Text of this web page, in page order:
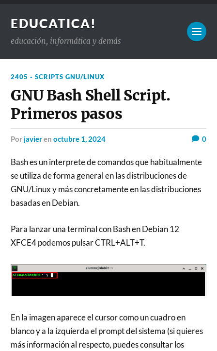
EDUCATICA!
educación, informática y demás
2405 - SCRIPTS GNU/LINUX
GNU Bash Shell Script.
Primeros pasos
por javierenoctubre 1, 2024 0
Bash es un interprete de comandos que habitualmente
se utiliza de forma general en las distribuciones de
GNU/Linux y más concretamente en las distribuciones
basadas en Debian.
Para lanzar una terminal con Bash en Debian 12
XFCE4 podemos pulsar CTRL+ALT+T.
En la imagen aparece el cursor como un cuadro en
blanco y a la izquierda el prompt del sistema (si quieres
más información al respecto, puedes consultar los